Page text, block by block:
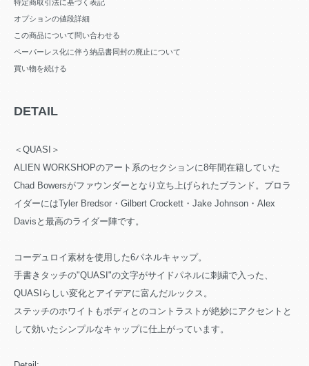
特定商取引法に基づく表記
オプションの値段詳細
この商品について問い合わせる
ペーパーレス化に伴う納品書同封の廃止について
買い物を続ける
DETAIL
＜QUASI＞
ALIEN WORKSHOPのアート系のセクションに8年間在籍していた
Chad Bowersがファウンダーとなり立ち上げられたブランド。プロラ
イダーにはTyler Bredsor・Gilbert Crockett・Jake Johnson・Alex
Davisと最高のライダー陣です。
コーデュロイ素材を使用した6パネルキャップ。
手書きタッチの"QUASI"の文字がサイドパネルに刺繍で入った、
QUASIらしい変化とアイデアに富んだルックス。
ステッチのホワイトもボディとのコントラストが絶妙にアクセントと
して効いたシンプルなキャップに仕上がっています。